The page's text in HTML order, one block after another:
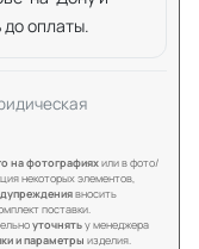
оплаты.
на фотографияхили в фото/
некоторых элементов,
вносить
поставки.
уточнятьу менеджера
и параметры изделия.